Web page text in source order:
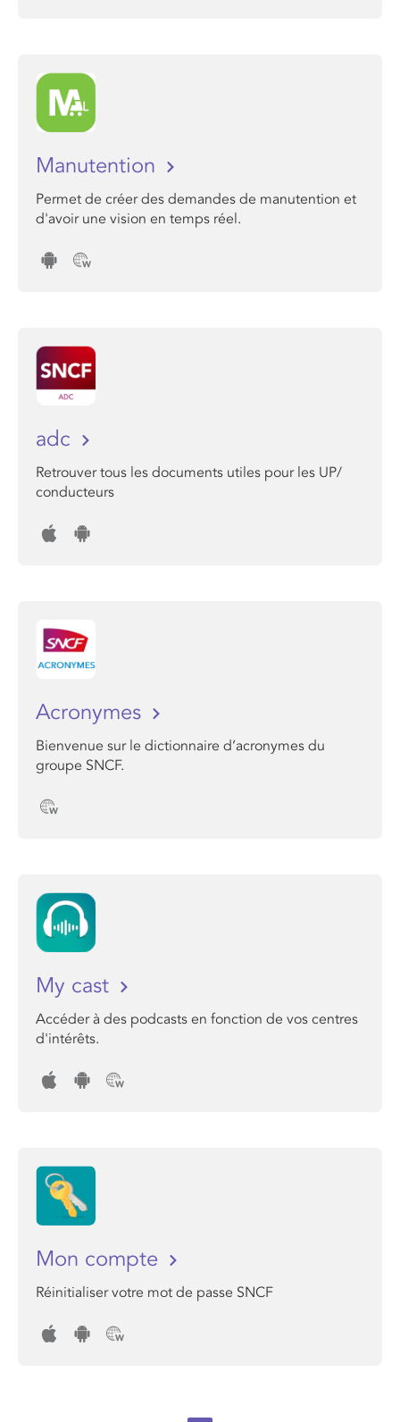
Manutention
Permet de créer des demandes de manutention et
d'avoir une vision en temps réel.
adc
Retrouver tous les documents utiles pour les UP/
conducteurs
Acronymes
Bienvenue sur le dictionnaire d’acronymes du
groupe SNCF.
My cast
Accéder à des podcasts en fonction de vos centres
d'intérêts.
Mon compte
Réinitialiser votre mot de passe SNCF